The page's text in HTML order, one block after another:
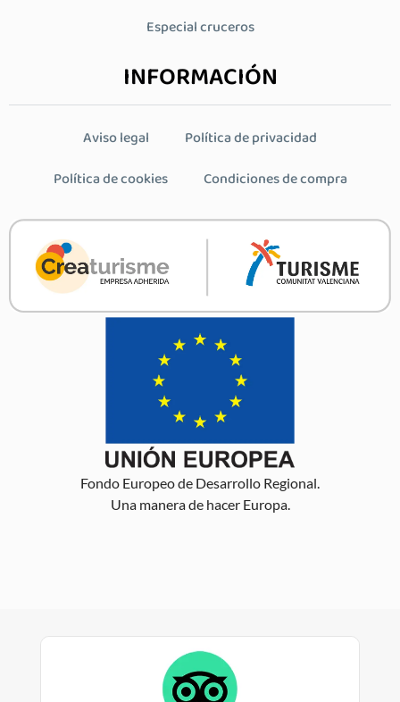
Especial cruceros
INFORMACIÓN
Aviso legal
Política de privacidad
Política de cookies
Condiciones de compra
Fondo Europeo de Desarrollo Regional.
Una manera de hacer Europa.